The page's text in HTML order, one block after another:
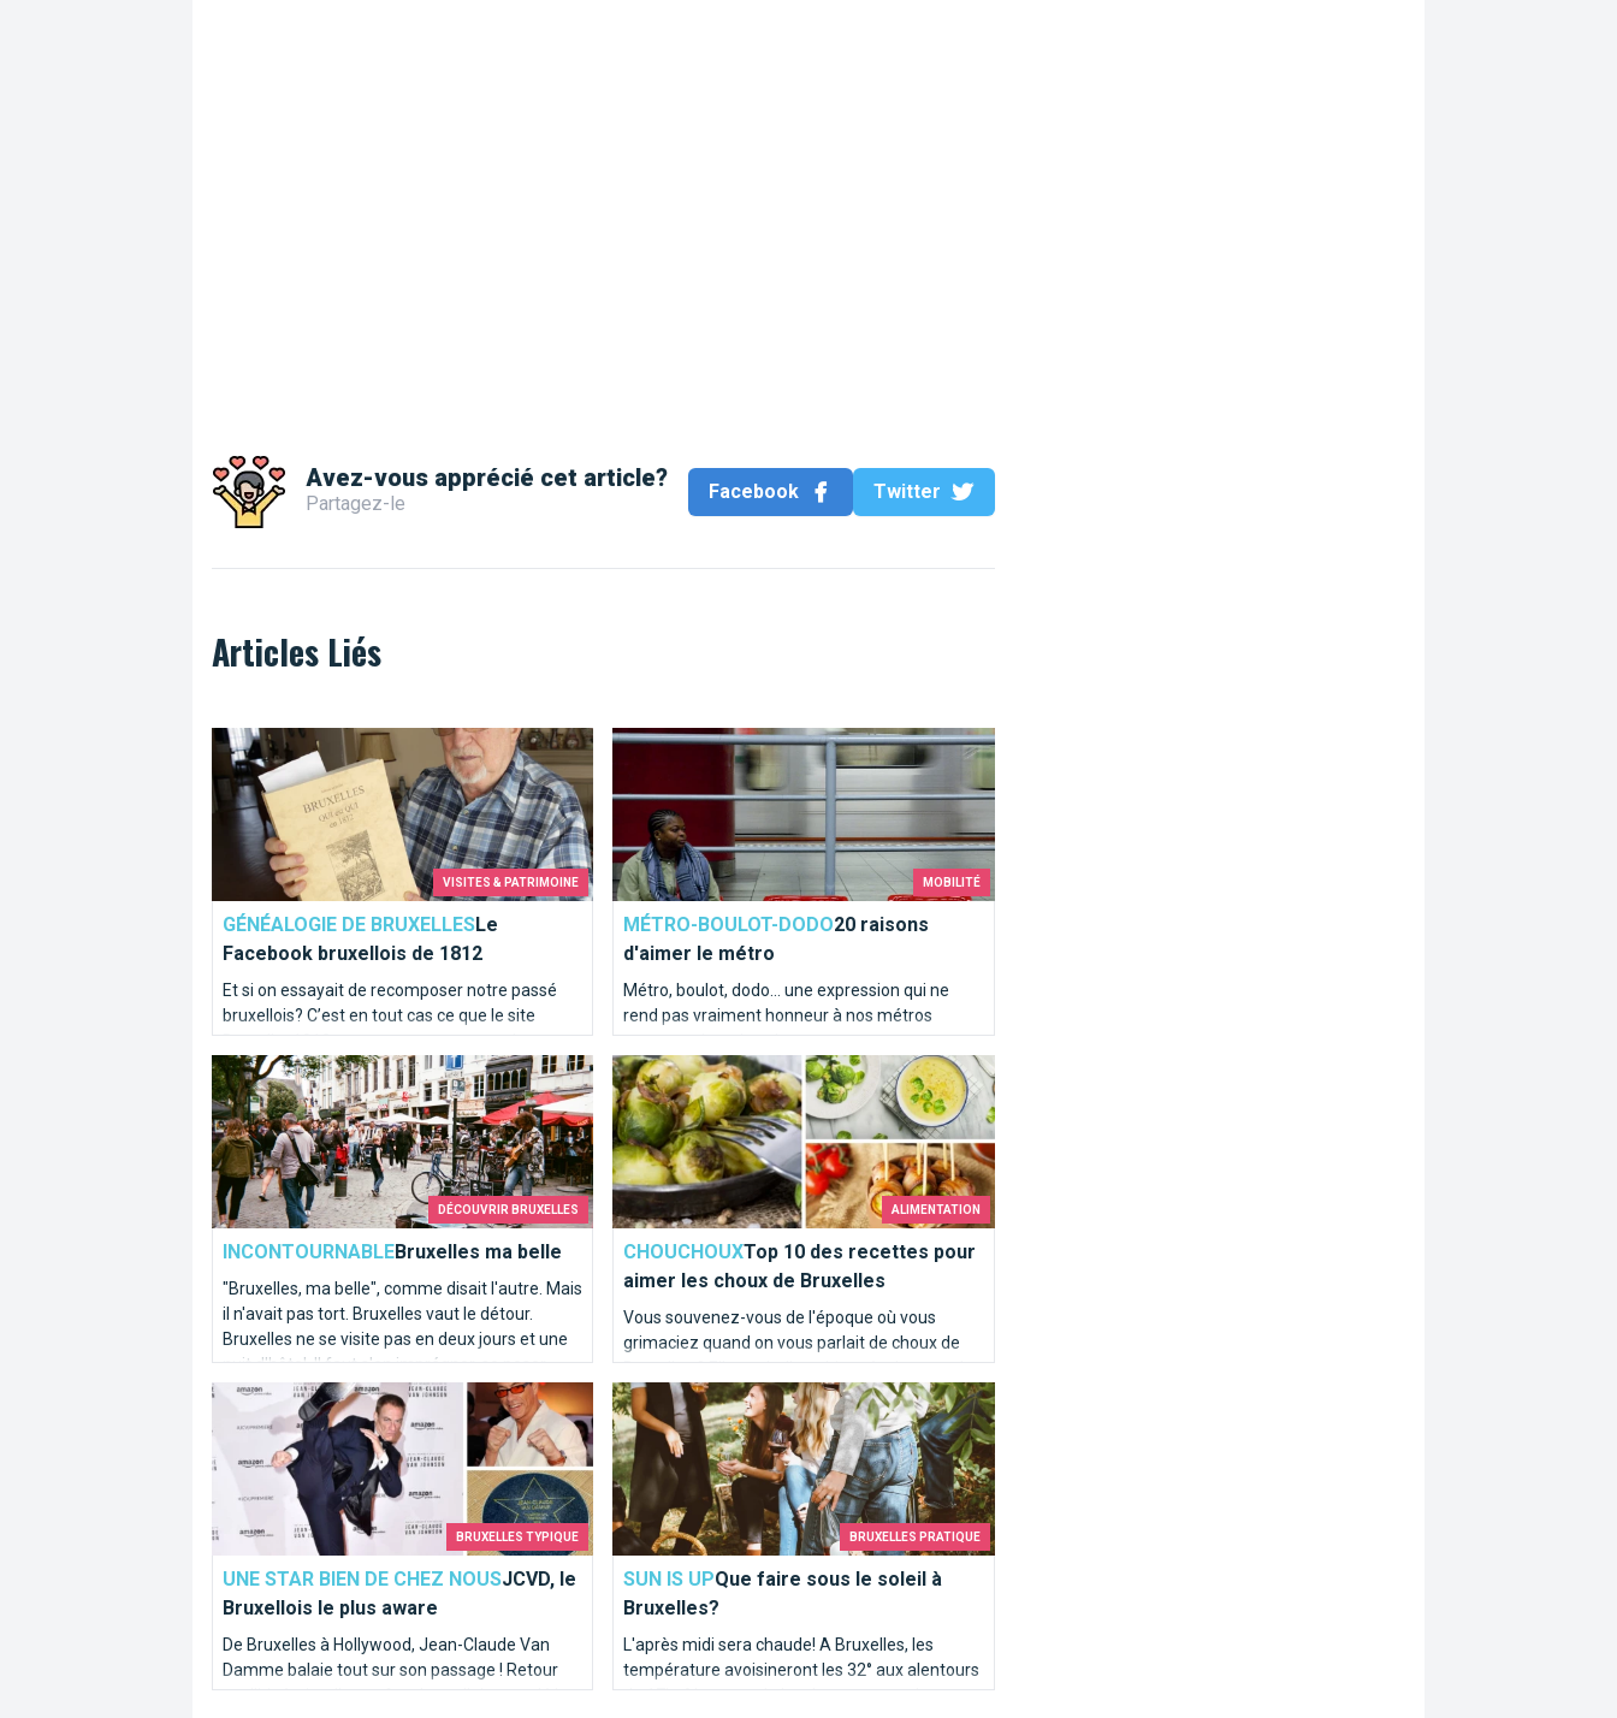
Avez-vous apprécié cet article?
Partagez-le
Facebook Twitter
Articles Liés
VISITES & PATRIMOINE
GÉNÉALOGIE DE BRUXELLESLe
Facebook bruxellois de 1812
Et si on essayait de recomposer notre passé
bruxellois? C’est en tout cas ce que le site
Bruxelles1812.org va vous permettre de
vérifier. C’est un peu un Facebook du début du
19ème siècle ! Un site pour les généalogistes et
les curieux.
Le Facebook bruxellois de 1812
MOBILITÉ
MÉTRO-BOULOT-DODO20 raisons
d'aimer le métro
Métro, boulot, dodo… une expression qui ne
rend pas vraiment honneur à nos métros
pourtant si pratique !
20 raisons d'aimer le métro
DÉCOUVRIR BRUXELLES
INCONTOURNABLEBruxelles ma belle
"Bruxelles, ma belle", comme disait l'autre. Mais
il n'avait pas tort. Bruxelles vaut le détour.
Bruxelles ne se visite pas en deux jours et une
nuit d'hôtel. Il faut s'en imprégner, se poser,
ouvrir l'oeil, tendre l'oreille.
Bruxelles ma belle
ALIMENTATION
CHOUCHOUXTop 10 des recettes pour
aimer les choux de Bruxelles
Vous souvenez-vous de l'époque où vous
grimaciez quand on vous parlait de choux de
Bruxelles ? Elle est belle et bien révolue pour la
plupart d'entre vous ! Chez Brusselslife, ces
recettes nous mettent déjà l'eau à la bouche !
Top 10 des recettes pour aimer les choux de Bruxelles
BRUXELLES TYPIQUE
UNE STAR BIEN DE CHEZ NOUSJCVD, le
Bruxellois le plus aware
De Bruxelles à Hollywood, Jean-Claude Van
Damme balaie tout sur son passage ! Retour
sur l'itinéraire d'un enfant bruxellois musclé !
JCVD, le Bruxellois le plus aware
BRUXELLES PRATIQUE
SUN IS UPQue faire sous le soleil à
Bruxelles?
L'après midi sera chaude! A Bruxelles, les
température avoisineront les 32° aux alentours
de 17h. Alors pour le lunch, optez pour la
Que faire sous le soleil à Bruxelles?